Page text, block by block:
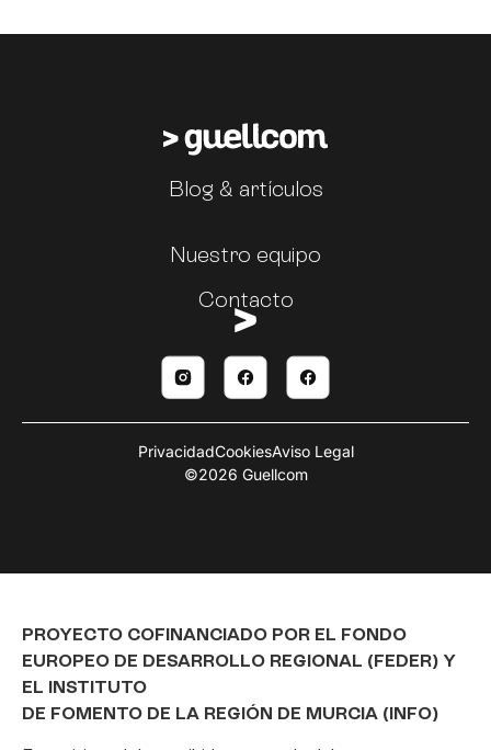
Blog & artículos
Nuestro equipo
Contacto
©2026 Guellcom
PrivacidadCookiesAviso Legal
PROYECTO COFINANCIADO POR EL FONDO
EUROPEO DE DESARROLLO REGIONAL (FEDER) Y
EL INSTITUTO
DE FOMENTO DE LA REGIÓN DE MURCIA (INFO)